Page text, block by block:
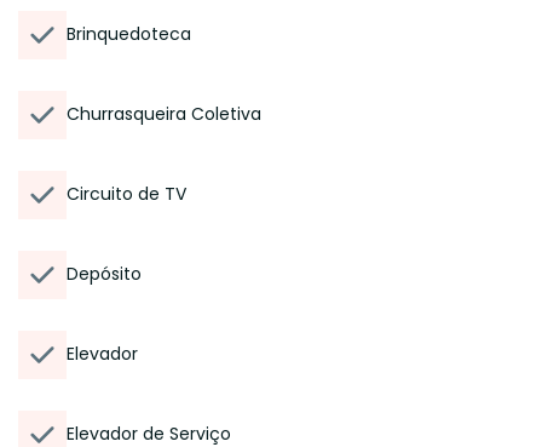
Brinquedoteca
Churrasqueira Coletiva
Circuito de TV
Depósito
Elevador
Elevador de Serviço